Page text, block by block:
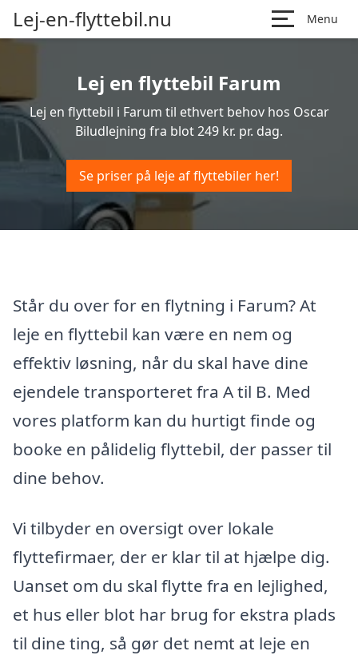
Lej-en-flyttebil.nu Menu
Lej en flyttebil Farum
Lej en flyttebil i Farum til ethvert behov hos Oscar
Biludlejning fra blot 249 kr. pr. dag.
Se priser på leje af flyttebiler her!
Står du over for en flytning i Farum? At
leje en flyttebil kan være en nem og
effektiv løsning, når du skal have dine
ejendele transporteret fra A til B. Med
vores platform kan du hurtigt finde og
booke en pålidelig flyttebil, der passer til
dine behov.
Vi tilbyder en oversigt over lokale
flyttefirmaer, der er klar til at hjælpe dig.
Uanset om du skal flytte fra en lejlighed,
et hus eller blot har brug for ekstra plads
til dine ting, så gør det nemt at leje en